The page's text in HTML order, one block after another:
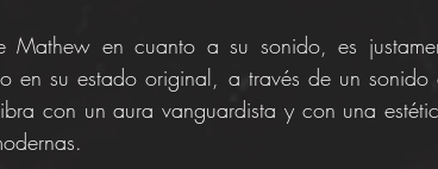
Mathew en cuanto a su sonido, es
en su estado original, a través de un
con un aura vanguardista y con una